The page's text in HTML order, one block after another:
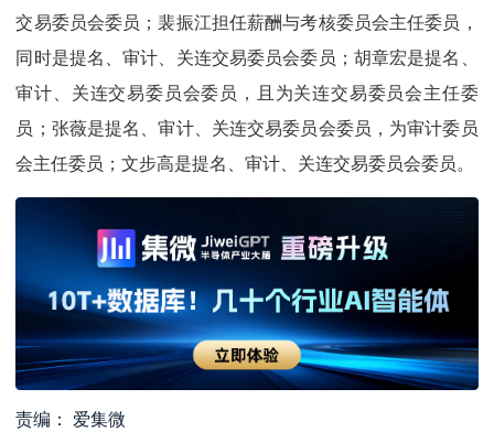
交易委员会委员；裴振江担任薪酬与考核委员会主任委员，
同时是提名、审计、关连交易委员会委员；胡章宏是提名、
审计、关连交易委员会委员，且为关连交易委员会主任委
员；张薇是提名、审计、关连交易委员会委员，为审计委员
会主任委员；文步高是提名、审计、关连交易委员会委员。
责编： 爱集微